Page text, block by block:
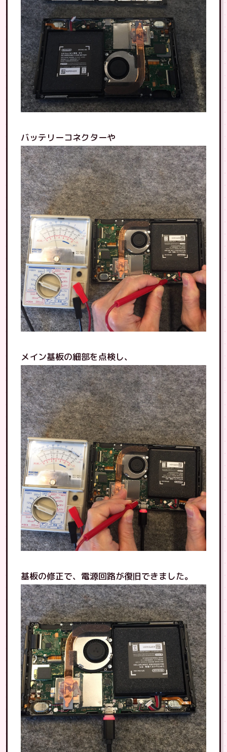
バッテリーコネクターや
メイン基板の細部を点検し、
基板の修正で、電源回路が復旧できました。